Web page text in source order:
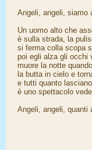
Angeli, angeli, siamo
Un uomo alto che
è sulla strada, la
si ferma colla scopa
poi egli alza gli occhi
muore la notte
la butta in cielo e
e tutti quanto
è uno spettacolo
Angeli, angeli, quanti